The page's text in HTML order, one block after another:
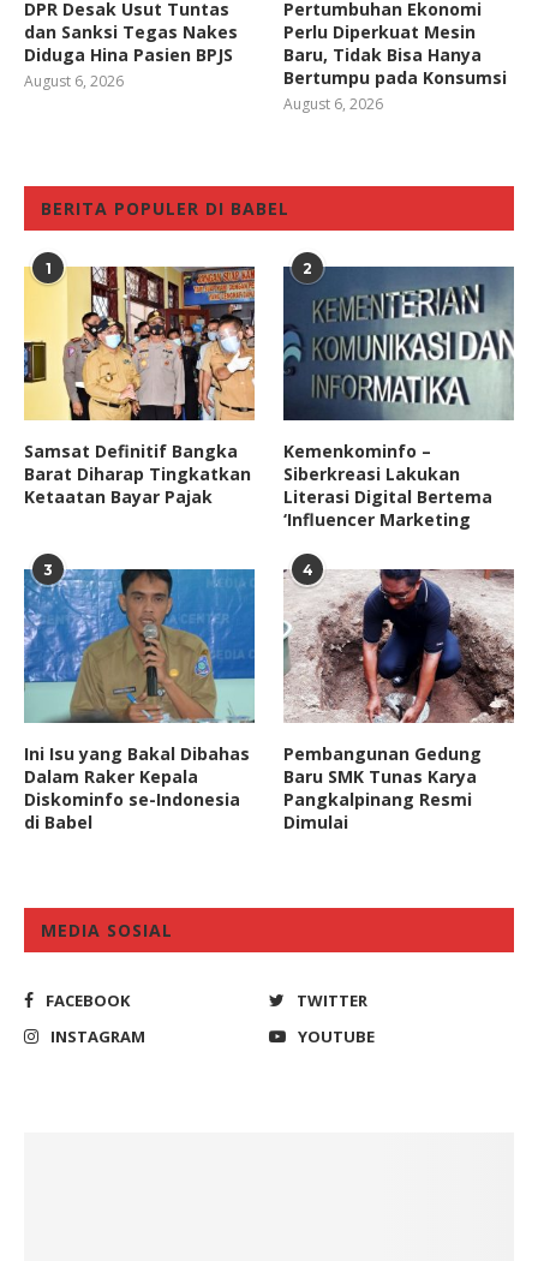
DPR Desak Usut Tuntas
dan Sanksi Tegas Nakes
Diduga Hina Pasien BPJS
August 6, 2026
Pertumbuhan Ekonomi
Perlu Diperkuat Mesin
Baru, Tidak Bisa Hanya
Bertumpu pada Konsumsi
August 6, 2026
BERITA POPULER DI BABEL
1
Samsat Definitif Bangka
Barat Diharap Tingkatkan
Ketaatan Bayar Pajak
2
Kemenkominfo –
Siberkreasi Lakukan
Literasi Digital Bertema
‘Influencer Marketing
3
Ini Isu yang Bakal Dibahas
Dalam Raker Kepala
Diskominfo se-Indonesia
di Babel
4
Pembangunan Gedung
Baru SMK Tunas Karya
Pangkalpinang Resmi
Dimulai
MEDIA SOSIAL
FACEBOOK
TWITTER
INSTAGRAM
YOUTUBE